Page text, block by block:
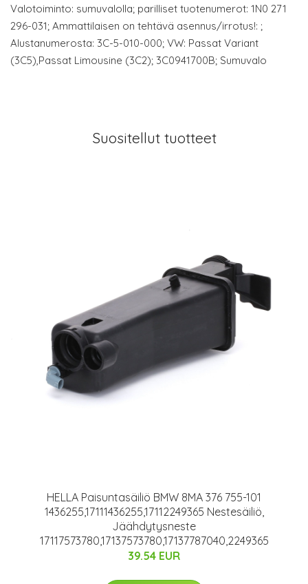
Valotoiminto: sumuvalolla; parilliset tuotenumerot: 1N0 271
296-031; Ammattilaisen on tehtävä asennus/irrotus!: ;
Alustanumerosta: 3C-5-010-000; VW: Passat Variant
(3C5),Passat Limousine (3C2); 3C0941700B; Sumuvalo
Suositellut tuotteet
HELLA Paisuntasäiliö BMW 8MA 376 755-101
1436255,17111436255,17112249365 Nestesäiliö,
Jäähdytysneste
17117573780,17137573780,17137787040,2249365
39.54 EUR